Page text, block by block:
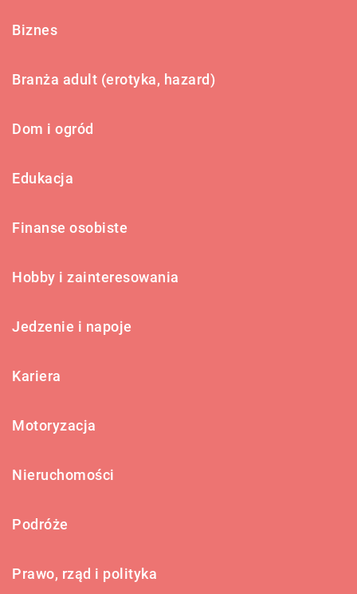
Biznes
Branża adult (erotyka, hazard)
Dom i ogród
Edukacja
Finanse osobiste
Hobby i zainteresowania
Jedzenie i napoje
Kariera
Motoryzacja
Nieruchomości
Podróże
Prawo, rząd i polityka